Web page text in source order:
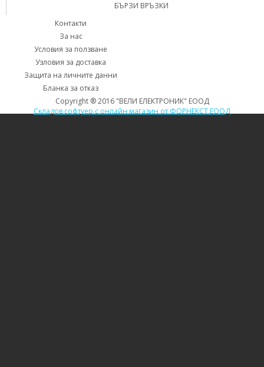
БЪРЗИ ВРЪЗКИ
Контакти
За нас
Условия за ползване
Узловия за доставка
Защита на личните данни
Бланка за отказ
Copyright ® 2016 "ВЕЛИ ЕЛЕКТРОНИК" ЕООД
Складов софтуер с онлайн магазин от ФОРНЕКСТ ЕООД